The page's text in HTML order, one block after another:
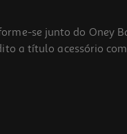
se junto do Oney
a título acessório